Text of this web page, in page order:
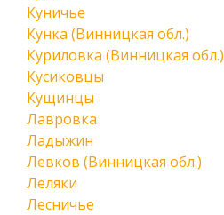
Куничье
Кунка (Винницкая обл.)
Куриловка (Винницкая обл.)
Кусиковцы
Кущинцы
Лавровка
Ладыжин
Левков (Винницкая обл.)
Леляки
Лесничье